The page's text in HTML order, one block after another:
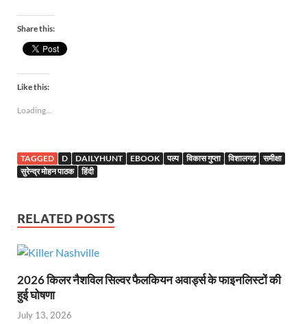
Share this:
Like this:
Loading...
TAGGED D DAILYHUNT EBOOK पल्प विकास गुप्ता विशालगढ़
समीक्षा
सुरेन्द्र मोहन पाठक
हिंदी
RELATED POSTS
2026 किलर नैशविल सिल्वर फैलकियन अवार्ड्स के फाइनलिस्टों की
हुई घोषणा
July 13, 2026